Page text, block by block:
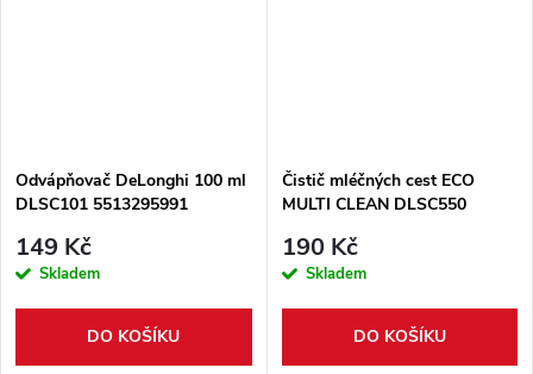
Odvápňovač DeLonghi 100 ml
DLSC101 5513295991
149 Kč
Skladem
DO KOŠÍKU
Čistič mléčných cest ECO
MULTI CLEAN DLSC550
190 Kč
Skladem
DO KOŠÍKU